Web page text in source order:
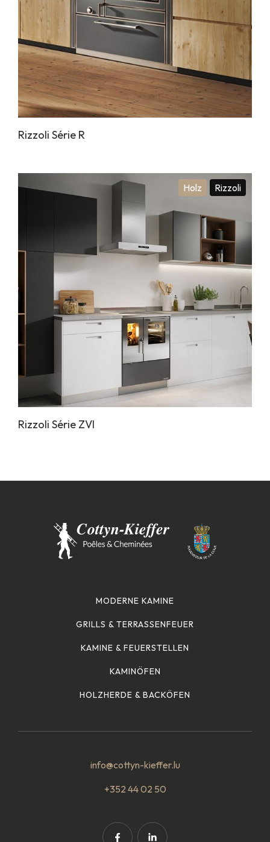
Rizzoli Série R
Holz Rizzoli
Rizzoli Série ZVI
MODERNE KAMINE
GRILLS & TERRASSENFEUER
KAMINE & FEUERSTELLEN
KAMINÖFEN
HOLZHERDE & BACKÖFEN
info@cottyn-kieffer.lu
+352 44 02 50